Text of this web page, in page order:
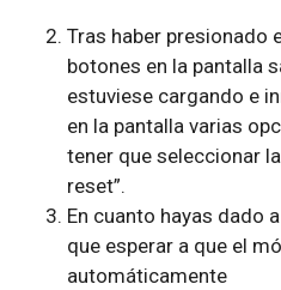
Tras haber presionado
botones en la pantalla
estuviese cargando e
en la pantalla varias
tener que seleccionar
reset”.
En cuanto hayas dado
que esperar a que el
automáticamente